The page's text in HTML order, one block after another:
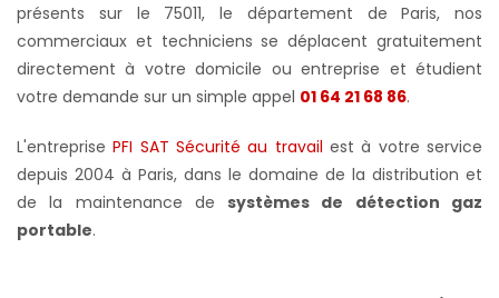
présents sur le 75011, le département de Paris, nos
commerciaux et techniciens se déplacent gratuitement
directement à votre domicile ou entreprise et étudient
votre demande sur un simple appel 01 64 21 68 86.
L'entreprisePFI SAT Sécurité au travail est à votre service
depuis 2004 à Paris, dans le domaine de la distribution et
de la maintenance desystèmes de détection gaz
portable.